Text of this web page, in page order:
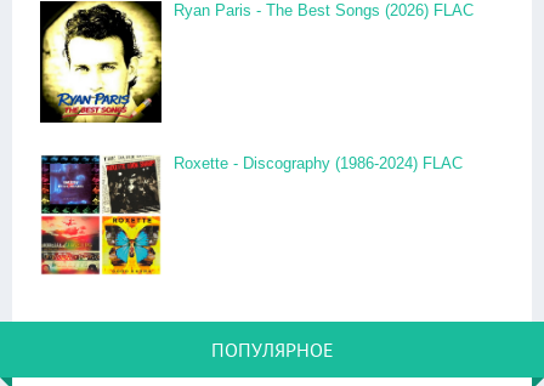
Ryan Paris - The Best Songs (2026) FLAC
Roxette - Discography (1986-2024) FLAC
ПОПУЛЯРНОЕ